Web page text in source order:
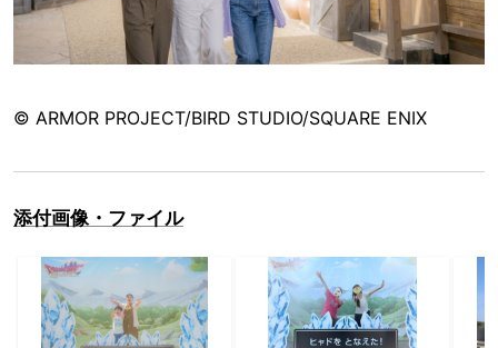
© ARMOR PROJECT/BIRD STUDIO/SQUARE ENIX
添付画像・ファイル